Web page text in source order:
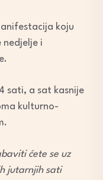
koju
nedjelje i
sati, a sat kasnije
kulturno-
ćete se uz
jutarnjih sati